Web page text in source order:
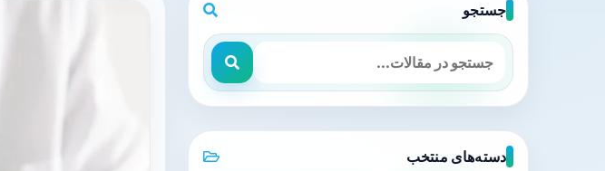
جستجو
دسته‌های منتخب